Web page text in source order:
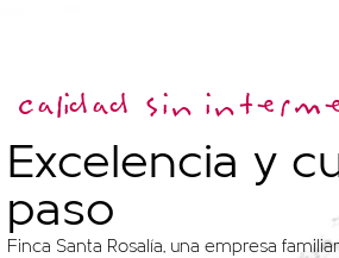
Calidad sin
Excelencia y
paso
Finca Santa Rosalía, una empresa